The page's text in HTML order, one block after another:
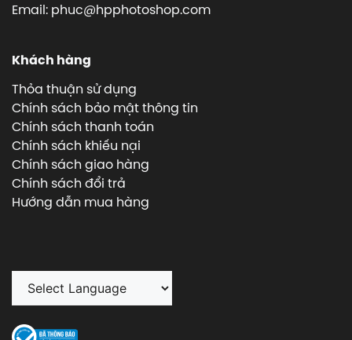
Email: phuc@hpphotoshop.com
Khách hàng
Thỏa thuận sử dụng
Chính sách bảo mật thông tin
Chính sách thanh toán
Chính sách khiếu nại
Chính sách giao hàng
Chính sách đổi trả
Hướng dẫn mua hàng